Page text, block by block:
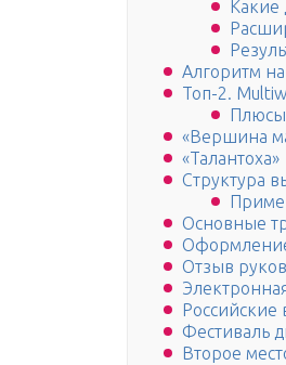
Какие
Алгоритм
Топ-2.
«Вершина
«Талантоха»
Структура
Основные
Отзыв
Российские
Фестиваль
Второе